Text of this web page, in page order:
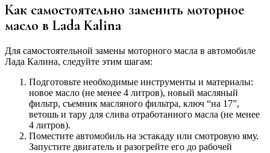
Как самостоятельно заменить моторное
масло в Lada Kalina
Для самостоятельной замены моторного масла в автомобиле
Лада Калина, следуйте этим шагам:
Подготовьте необходимые инструменты и материалы:
новое масло (не менее 4 литров), новый масляный
фильтр, съемник масляного фильтра, ключ “на 17”,
ветошь и тару для слива отработанного масла (не менее
4 литров).
Поместите автомобиль на эстакаду или смотровую яму.
Запустите двигатель и разогрейте его до рабочей